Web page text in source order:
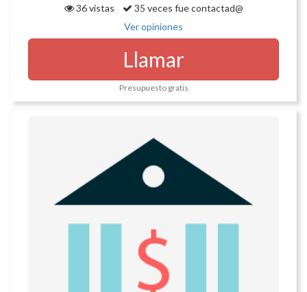
36 vistas
35 veces fue contactad@
Ver opiniones
Llamar
Presupuesto gratis